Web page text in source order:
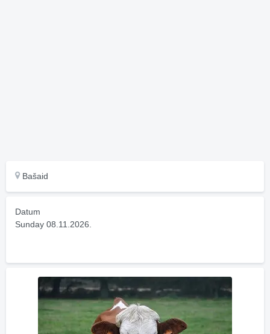
Bašaid
Datum
Sunday 08.11.2026.